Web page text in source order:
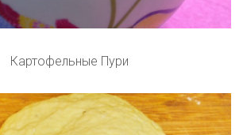
Картофельные Пури